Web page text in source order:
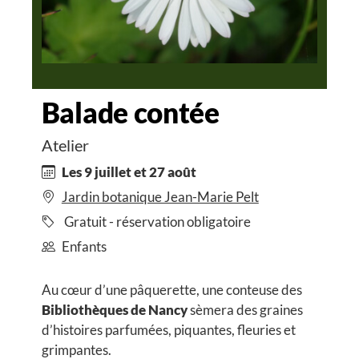
Balade contée
Atelier
Les 9 juillet et 27 août
Jardin botanique Jean-Marie Pelt
Gratuit - réservation obligatoire
Enfants
Au cœur d’une pâquerette, une conteuse des
Bibliothèques de Nancysèmera des graines
d’histoires parfumées, piquantes, fleuries et
grimpantes.